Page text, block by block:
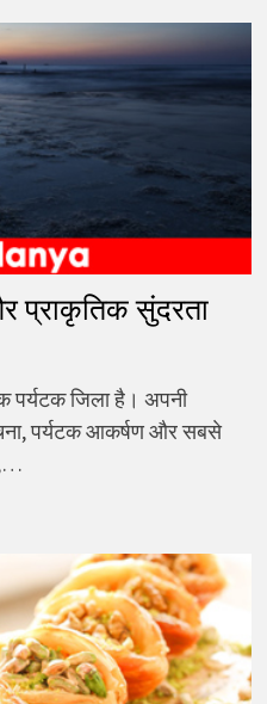
प्राकृतिक सुंदरता
पर्यटक जिला है। अपनी
पर्यटक आकर्षण और सबसे